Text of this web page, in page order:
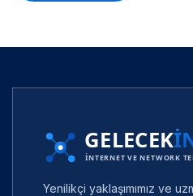
Yenilikçi yaklaşımımız ve